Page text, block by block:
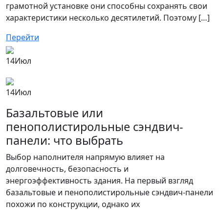
грамотной установке они способны сохранять свои
характеристики несколько десятилетий. Поэтому […]
Перейти
14Июл
14Июл
Базальтовые или
пенополистирольные сэндвич-
панели: что выбрать
Выбор наполнителя напрямую влияет на
долговечность, безопасность и
энергоэффективность здания. На первый взгляд
базальтовые и пенополистирольные сэндвич-панели
похожи по конструкции, однако их